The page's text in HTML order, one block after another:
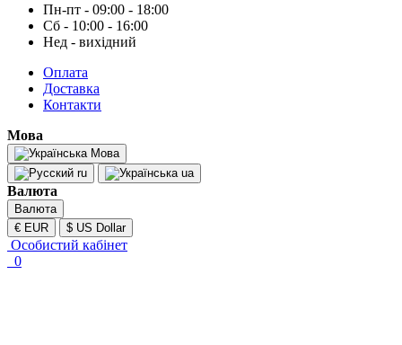
Пн-пт - 09:00 - 18:00
Сб - 10:00 - 16:00
Нед - вихідний
Оплата
Доставка
Контакти
Мова
Мова
ru
ua
Валюта
Валюта
€ EUR
$ US Dollar
Особистий кабінет
0